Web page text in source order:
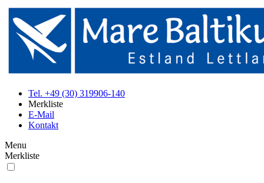
Tel. +49 (30) 319906-140
Merkliste
E-Mail
Kontakt
Menu
Merkliste